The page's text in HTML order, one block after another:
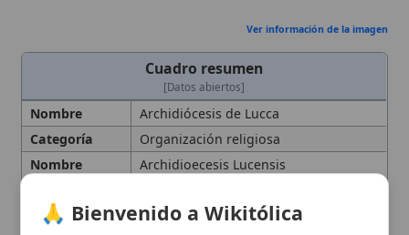
pontificio; sindiócesis
230000
País
Italia
Personas
relacionadas
San Frigidiano
Reliquia VoltoSanto
Crucifijo
Escritura ni a los documentos oficiales de la Iglesia y está
los artículos se compone con
prohibida su distribución en iglesias, oratorios, escuelas,
colegios o seminarios sin autorización episcopal -CDC 823-.
Se insta a consultar siempre las fuentes referenciadas y a
colaborar en la perfección de los artículos mediante el uso
del menú superior. Entrando a la enciclopedia confirma que
ha leído y acepta expresamente lapolítica de privacidady el
aviso legal